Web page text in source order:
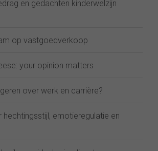
en gedachten kinderwelzijn
op vastgoedverkoop
your opinion matters
over werk en carrière?
hechtingsstijl, emotieregulatie en